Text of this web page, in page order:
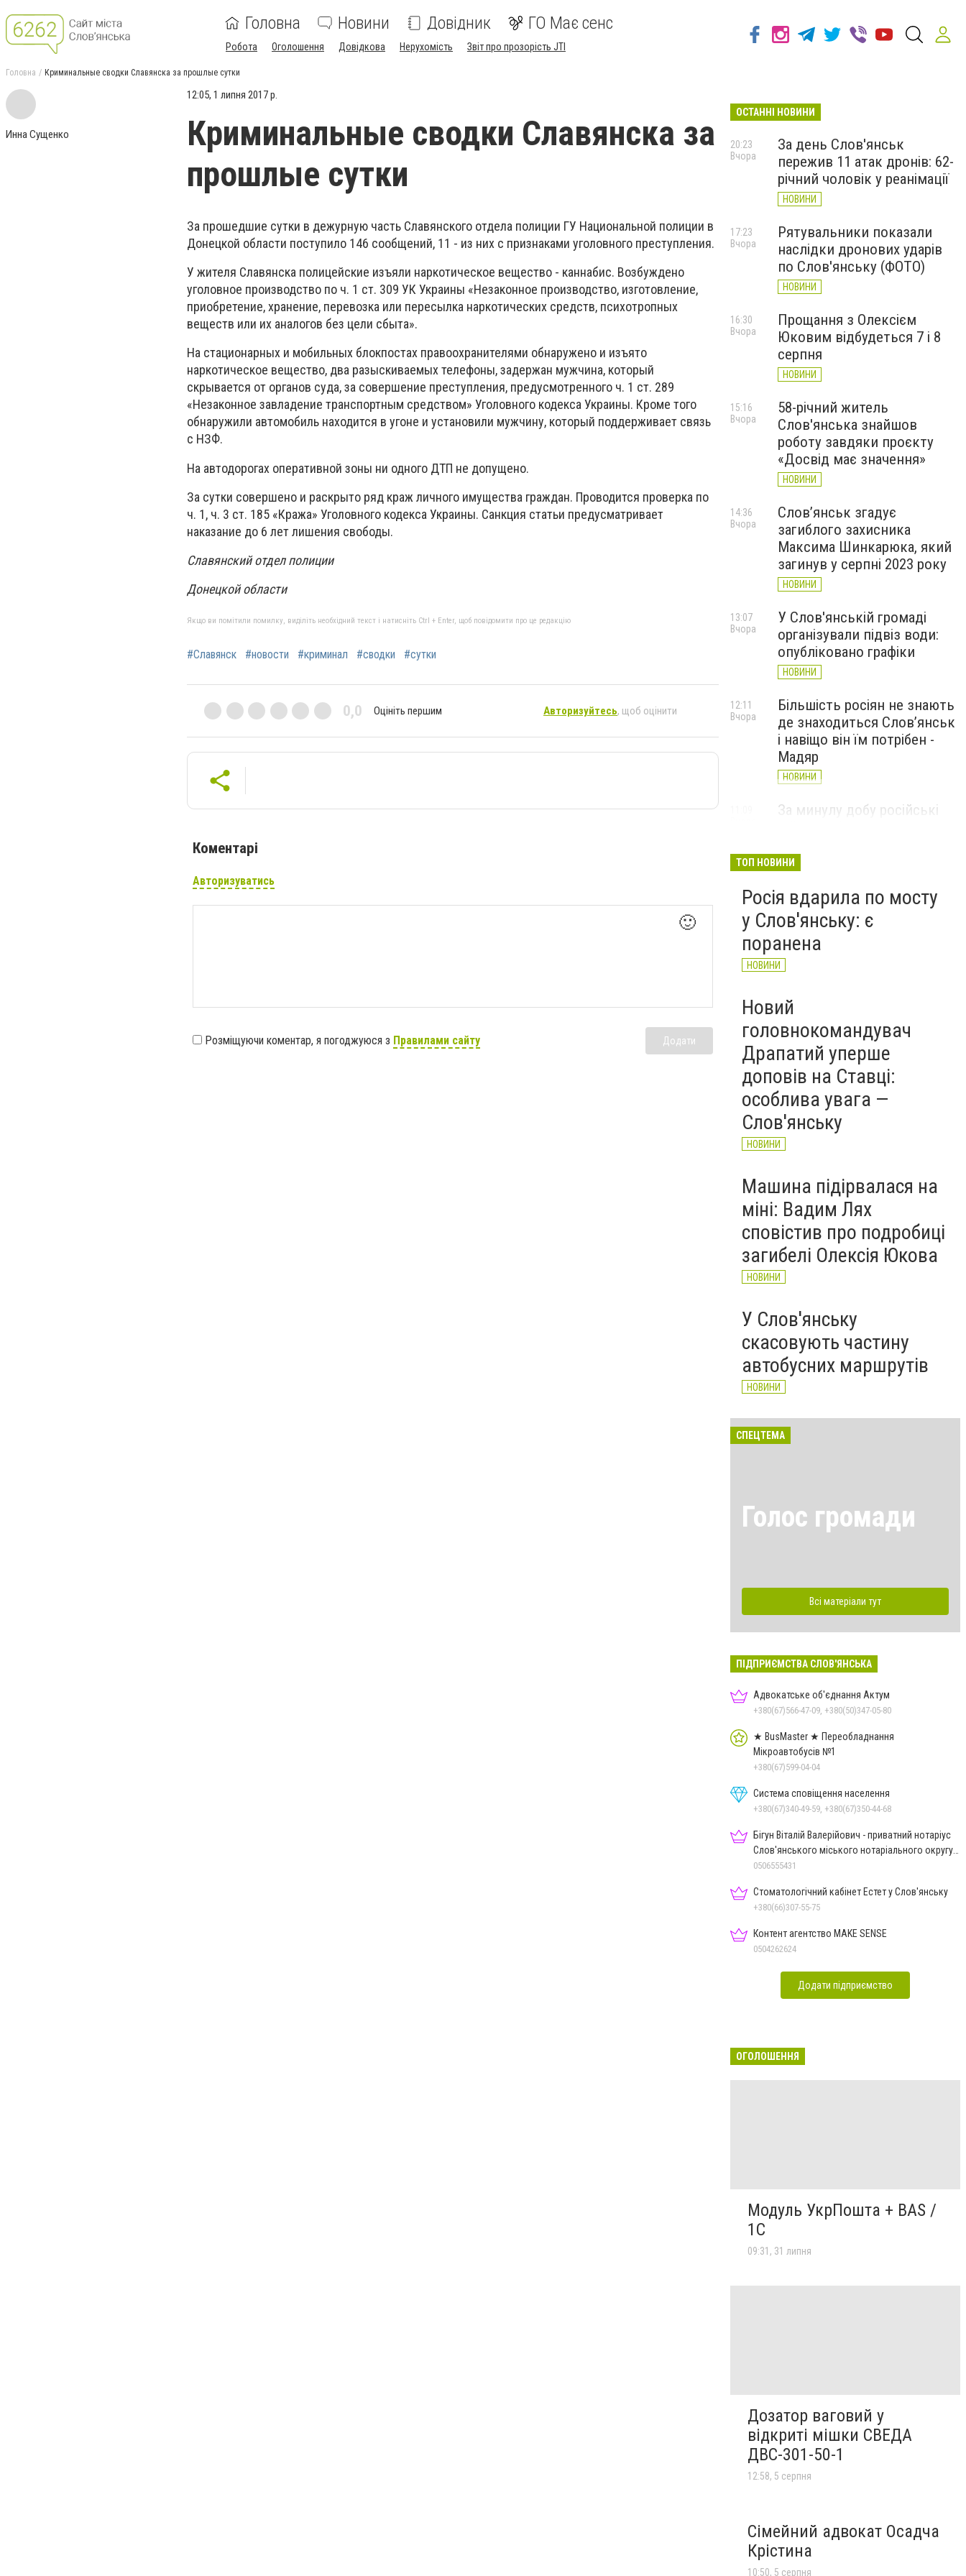
Головна Новини Довідник ГО Має сенс
Робота Оголошення Довідкова Нерухомість Звіт про прозорість JTI
Головна Криминальные сводки Славянска за прошлые сутки
Инна Сущенко
12:05, 1 липня 2017 р.
Криминальные сводки Славянска за
прошлые сутки
За прошедшие сутки в дежурную часть Славянского отдела полиции ГУ Национальной полиции в
Донецкой области поступило 146 сообщений, 11 - из них с признаками уголовного преступления.
У жителя Славянска полицейские изъяли наркотическое вещество - каннабис. Возбуждено
уголовное производство по ч. 1 ст. 309 УК Украины «Незаконное производство, изготовление,
приобретение, хранение, перевозка или пересылка наркотических средств, психотропных
веществ или их аналогов без цели сбыта».
На стационарных и мобильных блокпостах правоохранителями обнаружено и изъято
наркотическое вещество, два разыскиваемых телефоны, задержан мужчина, который
скрывается от органов суда, за совершение преступления, предусмотренного ч. 1 ст. 289
«Незаконное завладение транспортным средством» Уголовного кодекса Украины. Кроме того
обнаружили автомобиль находится в угоне и установили мужчину, который поддерживает связь
с НЗФ.
На автодорогах оперативной зоны ни одного ДТП не допущено.
За сутки совершено и раскрыто ряд краж личного имущества граждан. Проводится проверка по
ч. 1, ч. 3 ст. 185 «Кража» Уголовного кодекса Украины. Санкция статьи предусматривает
наказание до 6 лет лишения свободы.
Славянский отдел полиции
Донецкой области
Якщо ви помітили помилку, виділіть необхідний текст і натисніть Ctrl + Enter, щоб повідомити про це редакцію
#Славянск #новости #криминал #сводки #сутки
0,0 Оцініть першим Авторизуйтесь, щоб оцінити
Коментарі
Авторизуватись
🙂
Розміщуючи коментар, я погоджуюся з Правилами сайту Додати
ОСТАННІ НОВИНИ
За день Слов'янськ
пережив 11 атак дронів: 62-
річний чоловік у реанімації
НОВИНИ
20:23
Вчора
Рятувальники показали
наслідки дронових ударів
по Слов'янську (ФОТО)
НОВИНИ
17:23
Вчора
Прощання з Олексієм
Юковим відбудеться 7 і 8
серпня
НОВИНИ
16:30
Вчора
58-річний житель
Слов'янська знайшов
роботу завдяки проєкту
«Досвід має значення»
НОВИНИ
15:16
Вчора
Слов’янськ згадує
загиблого захисника
Максима Шинкарюка, який
загинув у серпні 2023 року
НОВИНИ
14:36
Вчора
У Слов'янській громаді
організували підвіз води:
опубліковано графіки
НОВИНИ
13:07
Вчора
Більшість росіян не знають
де знаходиться Слов’янськ
і навіщо він їм потрібен -
Мадяр
НОВИНИ
12:11
Вчора
За минулу добу російські
великої війни: 6 серпня
ТОП НОВИНИ
Росія вдарила по мосту
у Слов'янську: є
поранена
НОВИНИ
Новий
головнокомандувач
Драпатий уперше
доповів на Ставці:
особлива увага —
Слов'янську
НОВИНИ
Машина підірвалася на
міні: Вадим Лях
сповістив про подробиці
загибелі Олексія Юкова
НОВИНИ
У Слов'янську
скасовують частину
автобусних маршрутів
НОВИНИ
СПЕЦТЕМА
Голос громади
Всі матеріали тут
ПІДПРИЄМСТВА СЛОВ'ЯНСЬКА
Адвокатське об'єднання Актум
+380(67)566-47-09, +380(50)347-05-80
★ BusMaster ★ Переобладнання
Мікроавтобусів №1
+380(67)599-04-04
Система сповіщення населення
+380(67)340-49-59, +380(67)350-44-68
Бігун Віталій Валерійович - приватний нотаріус
Слов'янського міського нотаріального округу
Дон.обл.
0506555431
Стоматологічний кабінет Естет у Слов'янську
+380(66)307-55-75
Контент агентство MAKE SENSE
0504262624
Додати підприємство
ОГОЛОШЕННЯ
Модуль УкрПошта + BAS /
1C
09:31, 31 липня
Дозатор ваговий у
відкриті мішки СВЕДА
ДВС-301-50-1
12:58, 5 серпня
Сімейний адвокат Осадча
Крістина
10:50, 5 серпня